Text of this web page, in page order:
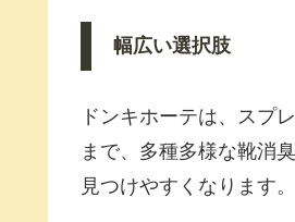
幅広い選択肢
ドンキホーテは、スプ
まで、多種多様な靴消
見つけやすくなります。